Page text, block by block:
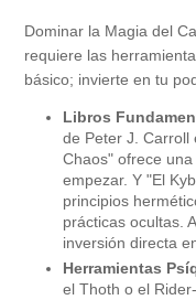
Dominar la Magia del
requiere las
básico; invierte en tu
Libros
de Peter J. Carroll
Chaos" ofrece
empezar. Y "El
principios
prácticas ocultas.
inversión directa
Herramientas
el Thoth o el